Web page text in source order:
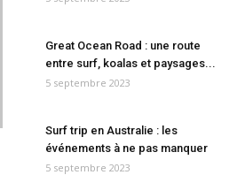
Great Ocean Road : une route
entre surf, koalas et paysages...
5 septembre 2023
Surf trip en Australie : les
événements à ne pas manquer
5 septembre 2023